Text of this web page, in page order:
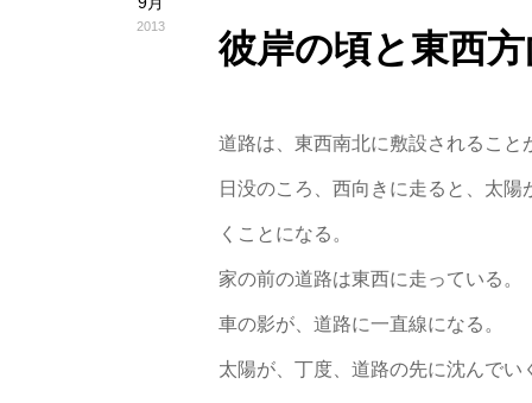
2013
彼岸の頃と東西
道路は、東西南北に敷設されるこ
日没のころ、西向きに走ると、太
くことになる。
家の前の道路は東西に走っている。
車の影が、道路に一直線になる。
太陽が、丁度、道路の先に沈んでい